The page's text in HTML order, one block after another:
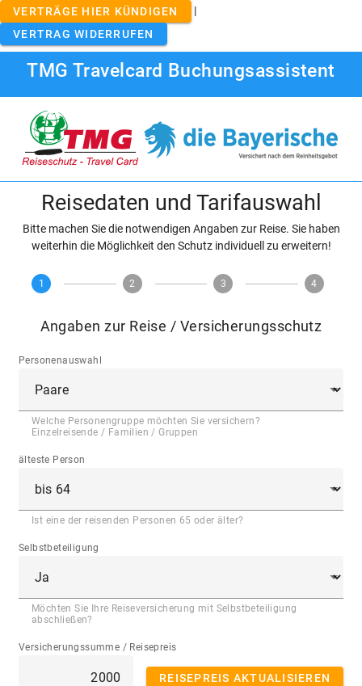
VERTRÄGE HIER KÜNDIGEN
|
VERTRAG WIDERRUFEN
TMG Travelcard Buchungsassistent
Reisedaten und Tarifauswahl
Bitte machen Sie die notwendigen Angaben zur Reise. Sie haben
weiterhin die Möglichkeit den Schutz individuell zu erweitern!
1 2 3 4
Angaben zur Reise / Versicherungsschutz
Personenauswahl
Welche Personengruppe möchten Sie versichern?
Einzelreisende / Familien / Gruppen
älteste Person
Ist eine der reisenden Personen 65 oder älter?
Selbstbeteiligung
Möchten Sie Ihre Reiseversicherung mit Selbstbeteiligung
abschließen?
Versicherungssumme / Reisepreis
REISEPREIS AKTUALISIEREN